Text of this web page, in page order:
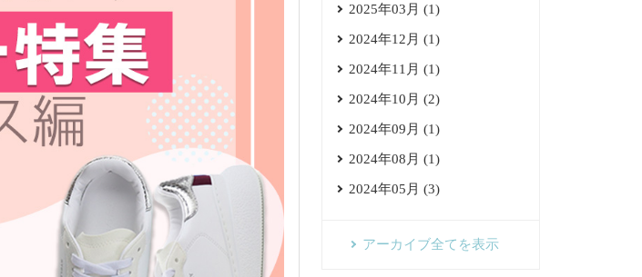
2025年03月 (1)
2024年12月 (1)
2024年11月 (1)
2024年10月 (2)
2024年09月 (1)
2024年08月 (1)
2024年05月 (3)
アーカイブ全てを表示